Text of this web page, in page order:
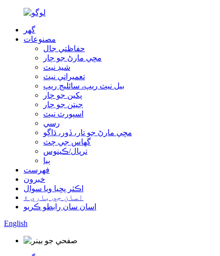
گھر
مصنوعات
حفاظتي جال
مڇي مارڻ جو ڄار
شيڊ نيٽ
تعميراتي نيٽ
بيل نيٽ ريپ، سائليج ريپ
پکين جو ڄار
جيتن جو ڄار
اسپورٽ نيٽ
رسي
مڇي مارڻ جو تار، ڏور، ڌاڳو
گھاس جي چٽ
ترپال/ڪينوس
ٻيا
فهرست
خبرون
اڪثر پڇيا ويا سوال
اسان جي باري ۾
اسان سان رابطو ڪريو
English